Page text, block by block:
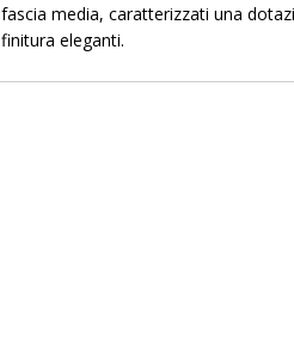
fascia media, caratterizzati una
finitura eleganti.